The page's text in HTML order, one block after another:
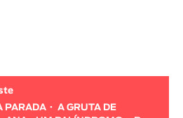
PARADA
A GRUTA DE